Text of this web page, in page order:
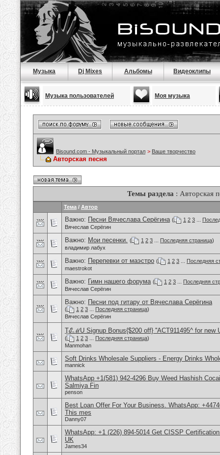
Музыка Dj Mixes Альбомы Видеоклипы
Музыка пользователей Моя музыка
Bisound.com - Музыкальный портал > Ваше творчество
Авторская песня
Темы раздела : Авторская
Тема / Автор
Важно: Песни Вячеслава Серёгина ( 1 2 3
Вячеслав Серёгин
Важно: Мои песенки. ( 1 2 3 Последняя страница)
владимир лабух
Важно: Перепевки от маэстро ( 1 2 3
Последняя
maestrokot
Важно: Гимн нашего форума ( 1 2 3
Последняя
Вячеслав Серёгин
Важно: Песни под гитару от Вячеслава Серёгина
( 1 2 3 Последняя страница)
Вячеслав Серёгин
ŢℰℳU Signup Bonus{$200 off} ''ACT911495^ for new
( 1 2 3 Последняя страница)
Manmohan
Soft Drinks Wholesale Suppliers - Energy Drinks
mannick
WhatsApp +1(581) 942-4296 Buy Weed Hashish
Salmiya Fin
penson
Best Loan Offer For Your Business. WhatsApp:
This mes
Danny07
WhatsApp: +1 (226) 894-5014​ Get CISSP
UK
James34